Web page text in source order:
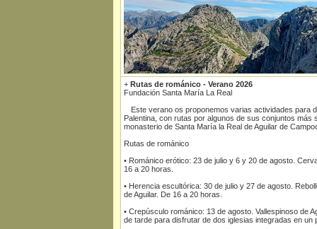
+ Rutas de románico - Verano 2026
Fundación Santa María La Real
Este verano os proponemos varias actividades para
Palentina, con rutas por algunos de sus conjuntos más
monasterio de Santa María la Real de Aguilar de
Rutas de románico
• Románico erótico: 23 de julio y 6 y 20 de agosto.
16 a 20 horas.
• Herencia escultórica: 30 de julio y 27 de agosto.
de Aguilar. De 16 a 20 horas.
• Crepúsculo románico: 13 de agosto. Vallespinoso de
de tarde para disfrutar de dos iglesias integradas en